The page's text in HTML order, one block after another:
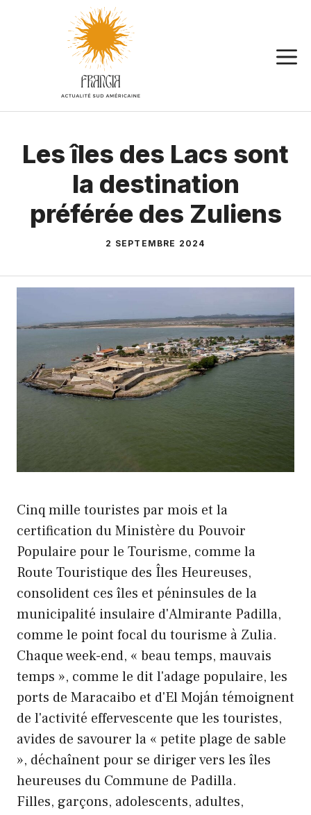
Les îles des Lacs sont
la destination
préférée des Zuliens
2 SEPTEMBRE 2024
Cinq mille touristes par mois et la
certification du Ministère du Pouvoir
Populaire pour le Tourisme, comme la
Route Touristique des Îles Heureuses,
consolident ces îles et péninsules de la
municipalité insulaire d'Almirante Padilla,
comme le point focal du tourisme à Zulia.
Chaque week-end, « beau temps, mauvais
temps », comme le dit l'adage populaire, les
ports de Maracaibo et d'El Moján témoignent
de l'activité effervescente que les touristes,
avides de savourer la « petite plage de sable
», déchaînent pour se diriger vers les îles
heureuses du Commune de Padilla.
Filles, garçons, adolescents, adultes,